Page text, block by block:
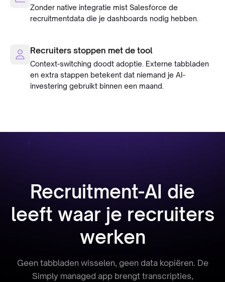
Zonder native integratie mist Salesforce de
recruitmentdata die je dashboards nodig hebben.
Recruiters stoppen met de tool
Context-switching doodt adoptie. Externe tabbladen
en extra stappen betekent dat niemand je AI-
investering gebruikt binnen een maand.
Recruitment-AI die
leeft waar je recruiters
werken
Geen tabbladen wisselen, geen data kopiëren. De
Simply managed app brengt transcripties,